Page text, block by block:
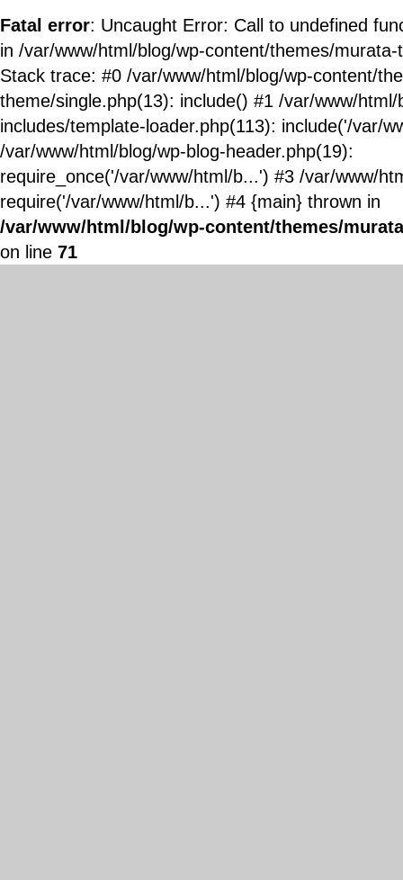
Fatal error: Uncaught Error: Call to undefined
in /var/www/html/blog/wp-content/themes/
Stack trace: #0 /var/www/html/blog/wp-content/
theme/single.php(13): include() #1 /var/www/html/
includes/template-loader.php(113): include('/var/
/var/www/html/blog/wp-blog-header.php(19):
require_once('/var/www/html/b...') #3 /var/www/
require('/var/www/html/b...') #4 {main} thrown in
/var/www/html/blog/wp-content/themes/
on line 71